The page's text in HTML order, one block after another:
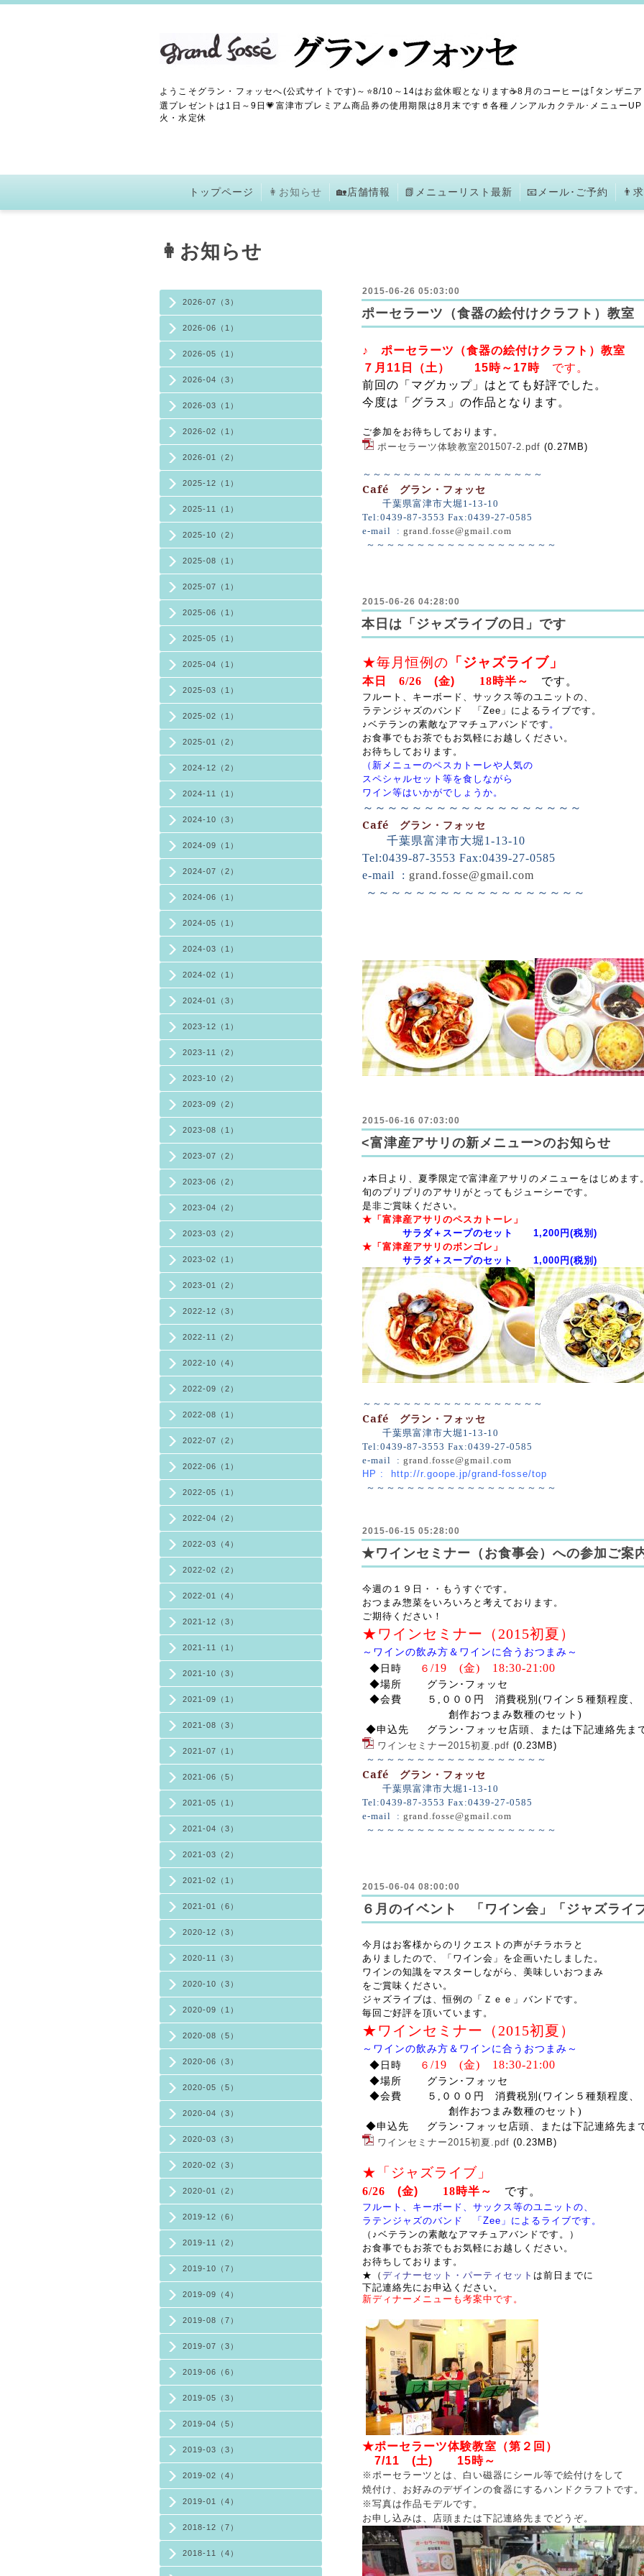
ようこそグラン・フォッセへ(公式サイトです)～⭐8/10～14はお盆休暇となります☕8月のコーヒーは｢タンザニ
選プレゼントは1日～9日💗富津市プレミアム商品券の使用期限は8月末です🥤各種ノンアルカクテル･メニュー
火・水定休
トップページ 👩お知らせ 🏡店舗情報 📗メニューリスト最新 📧メール･ご予約 👨
2026-07（3）
2026-06（1）
2026-05（1）
2026-04（3）
2026-03（1）
2026-02（1）
2026-01（2）
2025-12（1）
2025-11（1）
2025-10（2）
2025-08（1）
2025-07（1）
2025-06（1）
2025-05（1）
2025-04（1）
2025-03（1）
2025-02（1）
2025-01（2）
2024-12（2）
2024-11（1）
2024-10（3）
2024-09（1）
2024-07（2）
2024-06（1）
2024-05（1）
2024-03（1）
2024-02（1）
2024-01（3）
2023-12（1）
2023-11（2）
2023-10（2）
2023-09（2）
2023-08（1）
2023-07（2）
2023-06（2）
2023-04（2）
2023-03（2）
2023-02（1）
2023-01（2）
2022-12（3）
2022-11（2）
2022-10（4）
2022-09（2）
2022-08（1）
2022-07（2）
2022-06（1）
2022-05（1）
2022-04（2）
2022-03（4）
2022-02（2）
2022-01（4）
2021-12（3）
2021-11（1）
2021-10（3）
2021-09（1）
2021-08（3）
2021-07（1）
2021-06（5）
2021-05（1）
2021-04（3）
2021-03（2）
2021-02（1）
2021-01（6）
2020-12（3）
2020-11（3）
2020-10（3）
2020-09（1）
2020-08（5）
2020-06（3）
2020-05（5）
2020-04（3）
2020-03（3）
2020-02（3）
2020-01（2）
2019-12（6）
2019-11（2）
2019-10（7）
2019-09（4）
2019-08（7）
2019-07（3）
2019-06（6）
2019-05（3）
2019-04（5）
2019-03（3）
2019-02（4）
2019-01（4）
2018-12（7）
2018-11（4）
👩お知らせ
2015-06-26 05:03:00
ポーセラーツ（食器の絵付けクラフト）教室
♪ ポーセラーツ（食器の絵付けクラフト）教室
７月11日（土） 15時～17時 です。
前回の「マグカップ」はとても好評でした。
今度は「グラス」の作品となります。
ご参加をお待ちしております。
ポーセラーツ体験教室201507-2.pdf (0.27MB)
～～～～～～～～～～～～～～～～～～
Café グラン・フォッセ
千葉県富津市大堀 1-13-10
Tel:0439-87-3553 Fax:0439-27-0585
e-mail : grand.fosse@gmail.com
～～～～～～～～～～～～～～～～～～～
2015-06-26 04:28:00
本日は「ジャズライブの日」です
★毎月恒例の 「ジャズライブ」
本日 6/26 (金) 18時半～ です。
フルート、キーボード、サックス等のユニットの、
ラテンジャズのバンド 「 Zee 」によるライブです。
♪ベテランの素敵なアマチュアバンドです 。
お食事でもお茶でもお気軽にお越しください。
お待ちしております。
（新メニューのペスカトーレや人気の
スペシャルセット等を食しながら
ワイン等はいかがでしょうか。
～～～～～～～～～～～～～～～～～～
Café グラン・フォッセ
千葉県富津市大堀1-13-10
Tel:0439-87-3553 Fax:0439-27-0585
e-mail : grand.fosse@gmail.com
～～～～～～～～～～～～～～～～～～
2015-06-16 07:03:00
<富津産アサリの新メニュー>のお知らせ
♪本日より、夏季限定で富津産アサリのメニューをはじめます
旬のプリプリのアサリがとってもジューシーです。
是非ご賞味ください。
★「富津産アサリのペスカトーレ」
サラダ＋スープのセット 1,200円(税別)
★「富津産アサリのボンゴレ」
サラダ＋スープのセット 1,000円(税別)
～～～～～～～～～～～～～～～～～～
Café グラン・フォッセ
千葉県富津市大堀 1-13-10
Tel:0439-87-3553 Fax:0439-27-0585
e-mail : grand.fosse@gmail.com
HP : http://r.goope.jp/grand-fosse/top
～～～～～～～～～～～～～～～～～～～
2015-06-15 05:28:00
★ワインセミナー（お食事会）への参加ご案
今週の１９日・・もうすぐです。
おつまみ惣菜をいろいろと考えております。
ご期待ください！
★ワインセミナー（2015初夏）
～ワインの飲み方＆ワインに合うおつまみ～
◆日時
６ /19 (金) 18:30-21:00
◆場所 グラン･フォッセ
◆会費 ５,０００円 消費税別 (ワイン５種類程度、
創作おつまみ数種のセット)
◆申込先 グラン･フォッセ店頭、または下記連絡先ま
ワインセミナー2015初夏.pdf (0.23MB)
～～～～～～～～～～～～～～～～～～
Café グラン・フォッセ
千葉県富津市大堀 1-13-10
Tel:0439-87-3553 Fax:0439-27-0585
e-mail : grand.fosse@gmail.com
～～～～～～～～～～～～～～～～～～～
2015-06-04 08:00:00
６月のイベント 「ワイン会」「ジャズラ
今月はお客様からのリクエストの声がチラホラと
ありましたので、「ワイン会」を企画いたしました。
ワインの知識をマスターしながら、美味しいおつまみ
をご賞味ください。
ジャズライブは、恒例の「Ｚｅｅ」バンドです。
毎回ご好評を頂いています。
★ワインセミナー（2015初夏）
～ワインの飲み方＆ワインに合うおつまみ～
◆日時
６ /19 (金) 18:30-21:00
◆場所 グラン･フォッセ
◆会費 ５,０００円 消費税別 (ワイン５種類程度、
創作おつまみ数種のセット)
◆申込先 グラン･フォッセ店頭、または下記連絡先ま
ワインセミナー2015初夏.pdf (0.23MB)
★「ジャズライブ」
6/26 (金) 18時半～ です。
フルート、キーボード、サックス等のユニットの、
ラテンジャズのバンド 「 Zee 」によるライブです。
（♪ベテランの素敵なアマチュアバンドです。）
お食事でもお茶でもお気軽にお越しください。
お待ちしております。
★
（ ディナーセット・パーティセット は前日までに
下記連絡先にお申込ください。
新ディナーメニューも考案中です。
★ポーセラーツ体験教室（第２回）
7/11 (土) 15時～
※ポーセラーツとは、白い磁器にシール等で絵付けをして
焼付け、お好みのデザインの食器にするハンドクラフトです。
※写真は作品モデルです。
お申し込みは、店頭または下記連絡先までどうぞ。